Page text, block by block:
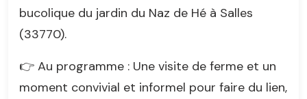
bucolique du jardin du Naz de Hé à Salles
(33770).
👉 Au programme : Une visite de ferme et un
moment convivial et informel pour faire du lien,